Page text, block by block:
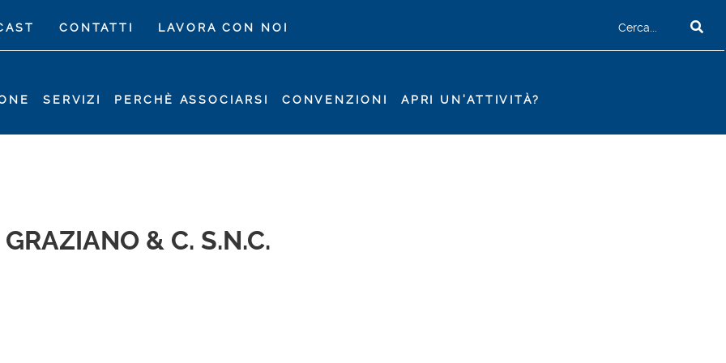
CONTATTI LAVORA CON NOI
SERVIZI PERCHÈ ASSOCIARSI CONVENZIONI APRI UN'ATTIVITÀ?
& C. S.N.C.